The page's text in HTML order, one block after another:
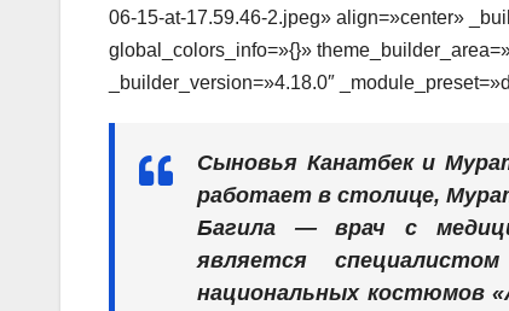
06-15-at-17.59.46-2.jpeg» align=»center»
global_colors_info=»{}»
_builder_version=»4.18.0″
Сыновья Канатбек и
работает в столице,
Багила — врач с
является
национальных костюмов